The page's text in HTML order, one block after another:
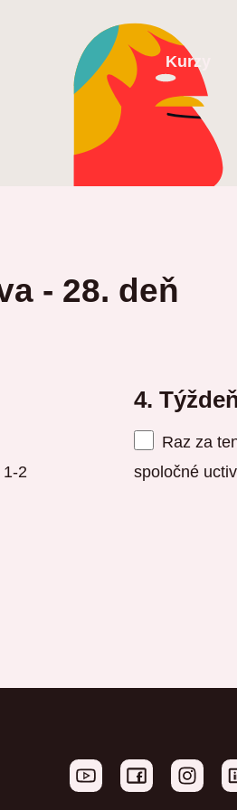
Kurzy
- 28. deň
2
4.
Raz za
spoločné